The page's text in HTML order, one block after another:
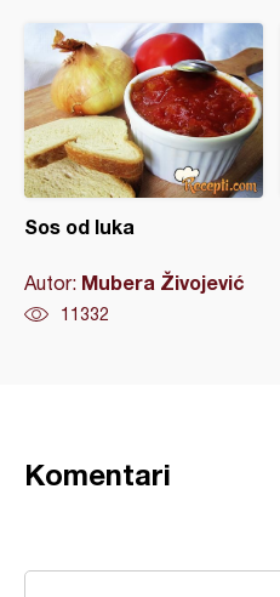
Sos od luka
Autor: Mubera Živojević
11332
Komentari